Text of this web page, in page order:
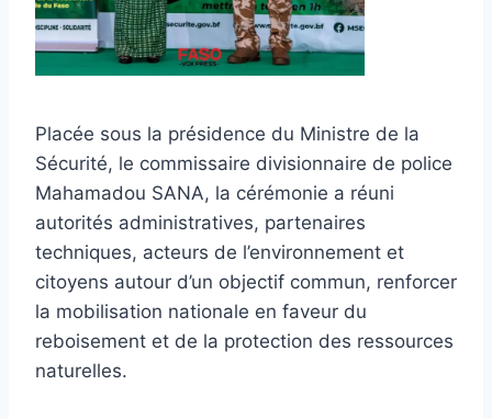
Placée sous la présidence du Ministre de la
Sécurité, le commissaire divisionnaire de police
Mahamadou SANA, la cérémonie a réuni
autorités administratives, partenaires
techniques, acteurs de l’environnement et
citoyens autour d’un objectif commun, renforcer
la mobilisation nationale en faveur du
reboisement et de la protection des ressources
naturelles.